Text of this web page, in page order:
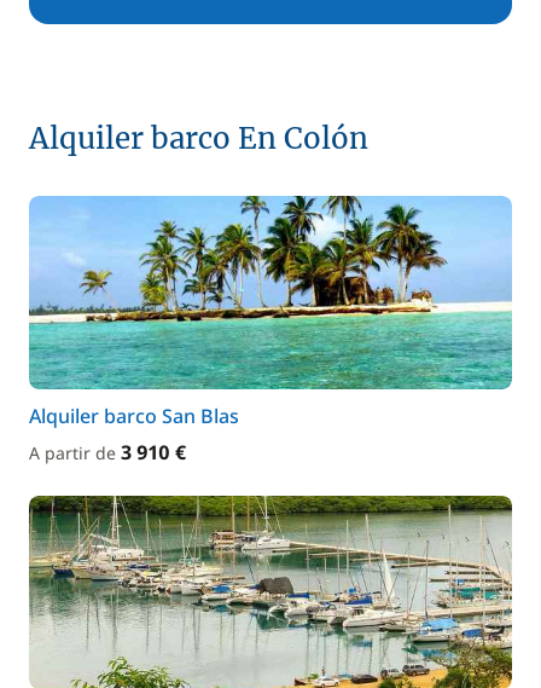
Alquiler barco En Colón
Alquiler barco San Blas
A partir de 3 910 €